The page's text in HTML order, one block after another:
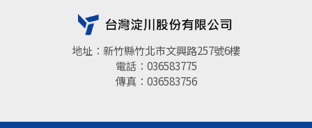
地址：新竹縣竹北市文興路257號6樓
電話：036583775
傳真：036583756